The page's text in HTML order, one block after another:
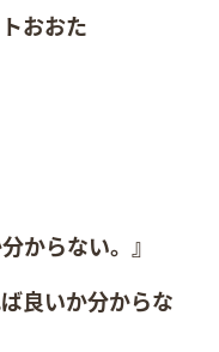
おおた
からない。』
良いか分からな